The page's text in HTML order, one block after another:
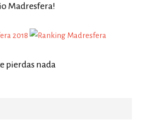
Madresfera!
pierdas nada